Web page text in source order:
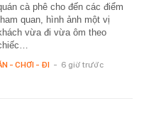
cà phê cho đến các điểm
quan, hình ảnh một vị
vừa đi vừa ôm theo
- CHƠI - ĐI - 6 giờ trước